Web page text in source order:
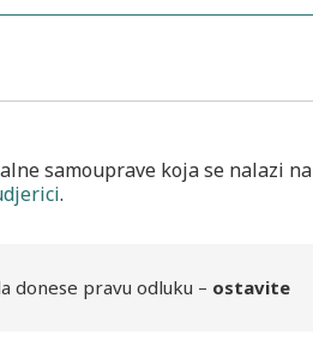
samouprave koja se nalazi na
.
donese pravu odluku – ostavite